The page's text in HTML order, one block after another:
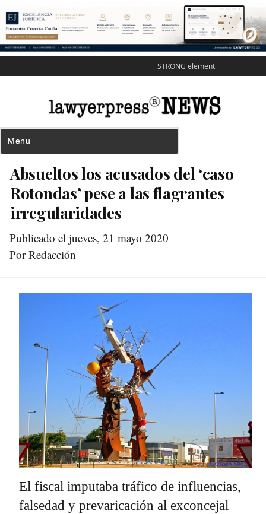
STRONG element
Absueltos los acusados del ‘caso
Rotondas’ pese a las flagrantes
irregularidades
Publicado el jueves, 21 mayo 2020
Por Redacción
El fiscal imputaba tráfico de influencias,
falsedad y prevaricación al exconcejal